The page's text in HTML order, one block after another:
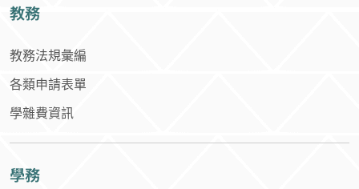
教務
教務法規彙編
各類申請表單
學雜費資訊
學務